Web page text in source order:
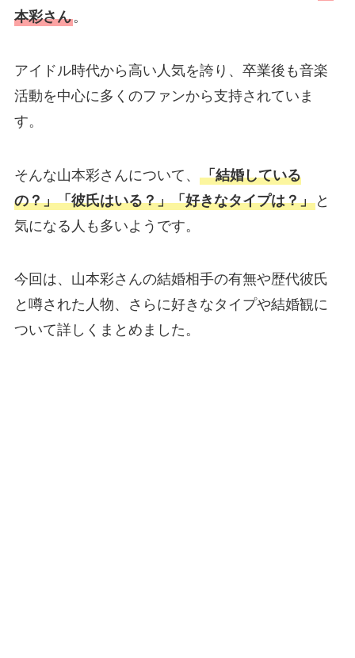
本彩さん。
アイドル時代から高い人気を誇り、卒業後も音楽
活動を中心に多くのファンから支持されていま
す。
そんな山本彩さんについて、 「結婚している
の？」「彼氏はいる？」「好きなタイプは？」と
気になる人も多いようです。
今回は、山本彩さんの結婚相手の有無や歴代彼氏
と噂された人物、さらに好きなタイプや結婚観に
ついて詳しくまとめました。